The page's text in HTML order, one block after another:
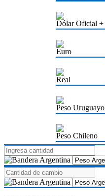
Dólar Oficial +
Euro
Real
Peso Uruguayo
Peso Chileno